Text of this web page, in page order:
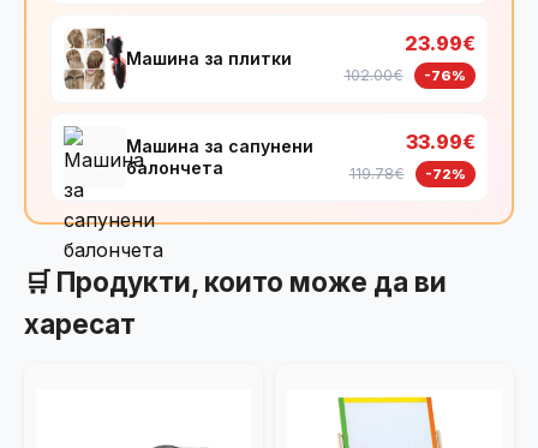
Машина за плитки
23.99€
102.00€ -76%
Машина за сапунени
балончета
33.99€
119.78€ -72%
🛒 Продукти, които може да ви
харесат